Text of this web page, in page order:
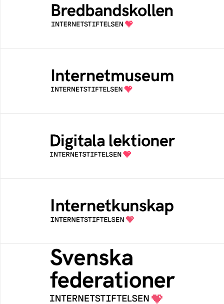
Bredbandskollen är ett oberoende
konsumentverktyg som drivs av
Internetstiftelsen
Ett digitalt museum som byggts, och kureras
av Internetstiftelsen
Öppen digital lärresurs med färdiga lektioner
för alla stadier i grundskolan
Samlad kunskap som hjälper dig att bli en
säker och medveten internetanvändare
Svenska federationer
Grunden för medlemskap i en sektors- eller
kontextspecifik federation